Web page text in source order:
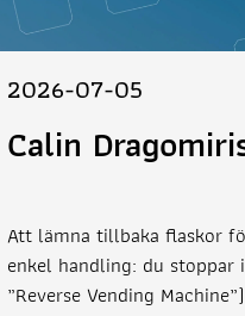
2026-07-05
Calin
Att lämna tillbaka flaskor
enkel handling: du
”Reverse Vending